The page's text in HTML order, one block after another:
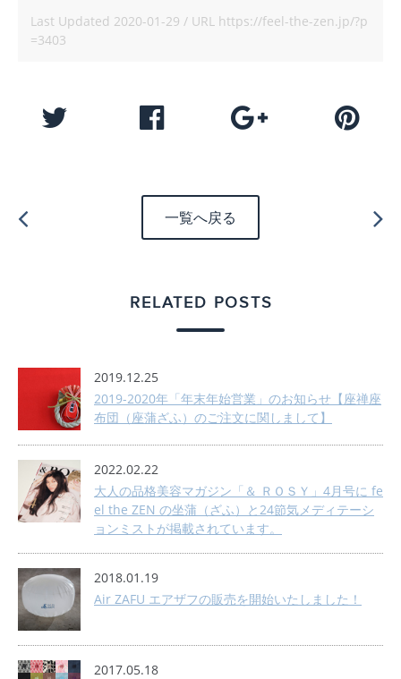
Last Updated 2020-01-29 / URL https://feel-the-zen.jp/?p
=3403
一覧へ戻る
RELATED POSTS
2019.12.25
2019-2020年「年末年始営業」のお知らせ【座禅座
布団（座蒲ざふ）のご注文に関しまして】
2022.02.22
大人の品格美容マガジン「＆ ＲＯＳＹ」4月号に fe
el the ZEN の坐蒲（ざふ）と24節気メディテーシ
ョンミストが掲載されています。
2018.01.19
Air ZAFU エアザフの販売を開始いたしました！
2017.05.18